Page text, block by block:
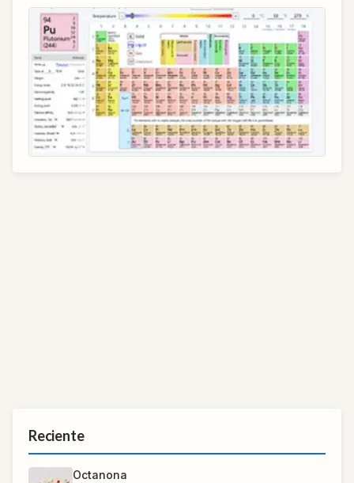
Reciente
Octanona